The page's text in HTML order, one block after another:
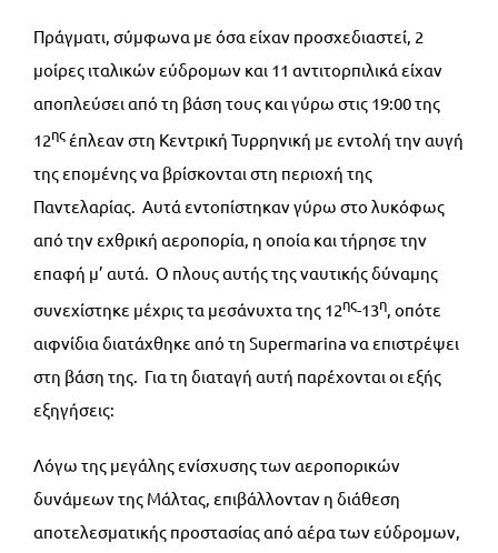
Πράγματι, σύμφωνα με όσα είχαν προσχεδιαστεί, 2
μοίρες ιταλικών εύδρομων και 11 αντιτορπιλικά είχαν
αποπλεύσει από τη βάση τους και γύρω στις 19:00 της
12ηςέπλεαν στη Κεντρική Τυρρηνική με εντολή την αυγή
της επομένης να βρίσκονται στη περιοχή της
Παντελαρίας. Αυτά εντοπίστηκαν γύρω στο λυκόφως
από την εχθρική αεροπορία, η οποία και τήρησε την
επαφή μ’ αυτά. Ο πλους αυτής της ναυτικής δύναμης
συνεχίστηκε μέχρις τα μεσάνυχτα της 12ης-13η, οπότε
αιφνίδια διατάχθηκε από τη Supermarina να επιστρέψει
στη βάση της. Για τη διαταγή αυτή παρέχονται οι εξής
εξηγήσεις:
Λόγω της μεγάλης ενίσχυσης των αεροπορικών
δυνάμεων της Μάλτας, επιβάλλονταν η διάθεση
αποτελεσματικής προστασίας από αέρα των εύδρομων,